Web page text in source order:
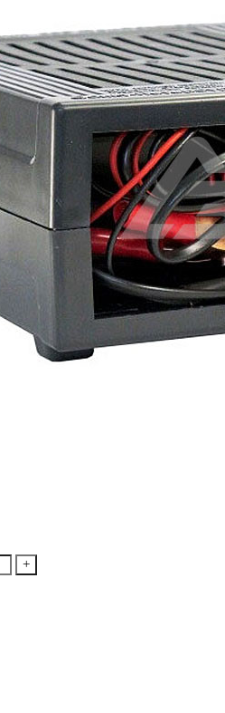
+